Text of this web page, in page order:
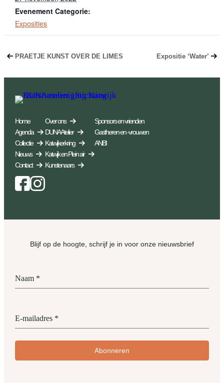
Evenement Categorie:
Exposities
PRAETJE KUNST OVER DE LIMES Expositie ‘Water’
Home
Agenda
Collectie
Nieuws
Contact
Facebook Instagram
Over ons
DUNA Atelier
Katwijkerkring
Katwijk en Plein air
Kunstenaars
Sponsors en vrienden
Gastheren en -vrouwen
ANBI
Blijf op de hoogte, schrijf je in voor onze nieuwsbrief
Naam *
E-mailadres *
Abonneren